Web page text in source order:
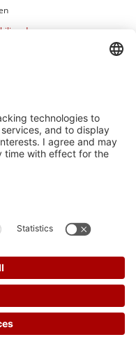
to load the
content that may
Consent
-AGB
2026
POWERED BY